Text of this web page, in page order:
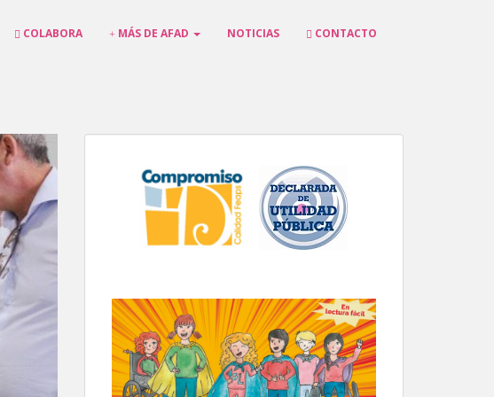
COLABORA MÁS DE AFAD NOTICIAS CONTACTO